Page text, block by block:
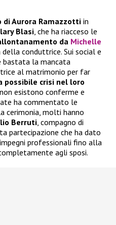
di Aurora Ramazzotti in
Blasi, che ha riacceso le
da Michelle
conduttrice. Sui social e
bastata la mancata
al matrimonio per far
possibile crisi nel loro
esistono conferme e
ha commentato le
cerimonia, molti hanno
Berruti, compagno di
partecipazione che ha dato
professionali fino alla
agli sposi.